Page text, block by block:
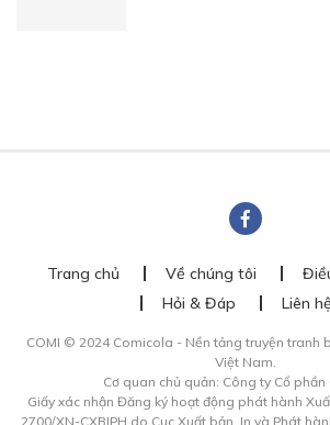
Trang chủ Về chúng tôi
Hỏi & Đáp
Liên hệ
COMI © 2024 Comicola - Nền tảng truyện tranh
Việt Nam.
Cơ quan chủ quản: Công ty Cổ
Giấy xác nhận Đăng ký hoạt động phát hành
2700/XN-CXBIPH do Cục Xuất bản, In và Phát